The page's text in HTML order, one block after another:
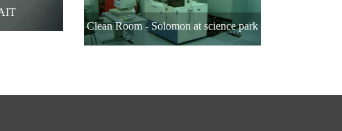
Clean Room - Solomon at science park